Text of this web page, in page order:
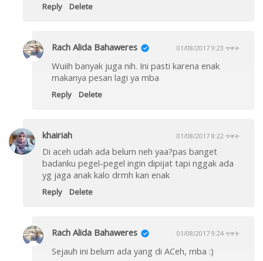
Reply Delete
Rach Alida Bahaweres 01/08/2017 9:23 ጥዋት
Wuiih banyak juga nih. Ini pasti karena enak
makanya pesan lagi ya mba
Reply Delete
khairiah 01/08/2017 8:22 ጥዋት
Di aceh udah ada belum neh yaa?pas banget
badanku pegel-pegel ingin dipijat tapi nggak ada
yg jaga anak kalo drmh kan enak
Reply Delete
Rach Alida Bahaweres 01/08/2017 9:24 ጥዋት
Sejauh ini belum ada yang di ACeh, mba :)